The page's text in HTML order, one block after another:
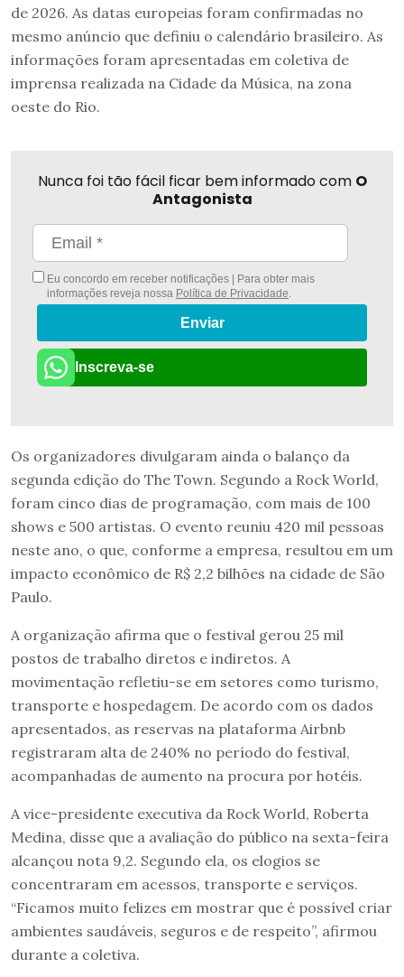
de 2026. As datas europeias foram confirmadas no
mesmo anúncio que definiu o calendário brasileiro. As
informações foram apresentadas em coletiva de
imprensa realizada na Cidade da Música, na zona
oeste do Rio.
Nunca foi tão fácil ficar bem informado com O
Antagonista
Eu concordo em receber notificações | Para obter mais
informações reveja nossa Política de Privacidade.
Enviar
Inscreva-se
Os organizadores divulgaram ainda o balanço da
segunda edição do The Town. Segundo a Rock World,
foram cinco dias de programação, com mais de 100
shows e 500 artistas. O evento reuniu 420 mil pessoas
neste ano, o que, conforme a empresa, resultou em um
impacto econômico de R$ 2,2 bilhões na cidade de São
Paulo.
A organização afirma que o festival gerou 25 mil
postos de trabalho diretos e indiretos. A
movimentação refletiu-se em setores como turismo,
transporte e hospedagem. De acordo com os dados
apresentados, as reservas na plataforma Airbnb
registraram alta de 240% no período do festival,
acompanhadas de aumento na procura por hotéis.
A vice-presidente executiva da Rock World, Roberta
Medina, disse que a avaliação do público na sexta-feira
alcançou nota 9,2. Segundo ela, os elogios se
concentraram em acessos, transporte e serviços.
“Ficamos muito felizes em mostrar que é possível criar
ambientes saudáveis, seguros e de respeito”, afirmou
durante a coletiva.